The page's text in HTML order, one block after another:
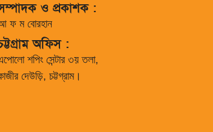
ও প্রকাশক :
ফ ম বোরহান
অফিস :
শপিং সেন্টার ৩য় তলা,
দেউড়ি, চট্টগ্রাম।